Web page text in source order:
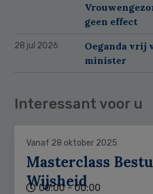
geen effect
28 jul 2026
Oeganda vrij
minister
Interessant voor u
Vanaf 28 oktober 2025
Masterclass
Wijsheid
00:00 - 00:00